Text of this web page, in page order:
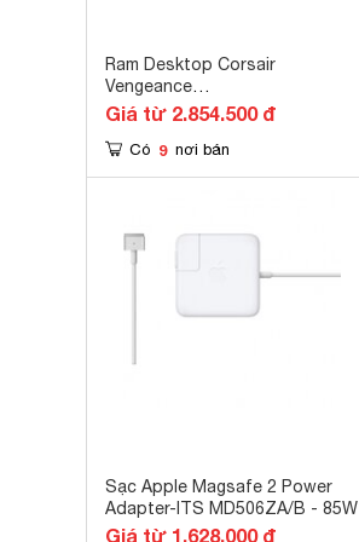
Ram Desktop Corsair
Vengeance
CMW32GX4M2E3200C16
Giá từ 2.854.500 đ
Có 9 nơi bán
Sạc Apple Magsafe 2 Power
Adapter-ITS MD506ZA/B - 85W
Giá từ 1.628.000 đ